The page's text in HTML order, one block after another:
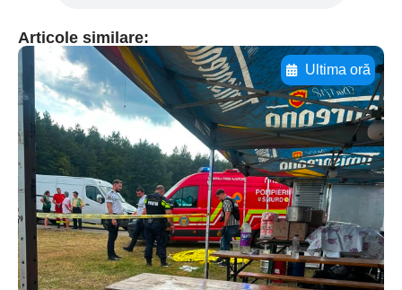
Articole similare:
Ultima oră
Adaugă aici textul pentru
subtitluAdaugă aici
textul pentru
subtitluAdaugă aici
textul pentru
subtitluAdaugă aici
textul pentru subti